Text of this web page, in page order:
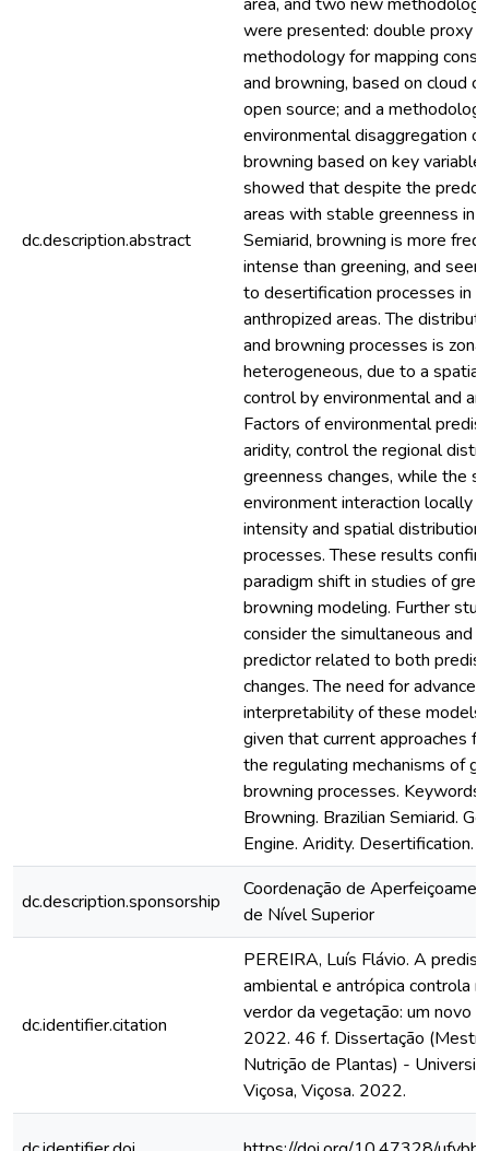
dc.description.abstract
were presented: double proxy
methodology for mapping
and browning, based on cloud
open source; and a
environmental disaggregation
browning based on key
showed that despite the
areas with stable greenness in
Semiarid, browning is more
intense than greening, and
to desertification processes in
anthropized areas. The
and browning processes is
heterogeneous, due to a
control by environmental and
Factors of environmental
aridity, control the regional
greenness changes, while the
environment interaction locally
intensity and spatial
processes. These results
paradigm shift in studies of
browning modeling. Further
consider the simultaneous and
predictor related to both
changes. The need for
interpretability of these models
given that current approaches
the regulating mechanisms of
browning processes. Keywords:
Browning. Brazilian Semiarid.
Engine. Aridity. Desertification.
dc.description.sponsorship
Coordenação de
de Nível Superior
dc.identifier.citation
PEREIRA, Luís Flávio. A
ambiental e antrópica controla
verdor da vegetação: um novo
2022. 46 f. Dissertação
Nutrição de Plantas) -
Viçosa, Viçosa. 2022.